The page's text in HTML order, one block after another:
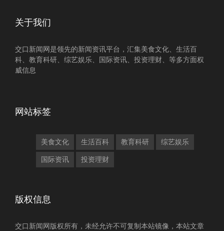
关于我们
交口新闻网是领先的新闻资讯平台，汇集美食文化、生活百
科、教育科研、综艺娱乐、国际资讯、投资理财、等多方面权
威信息
网站标签
美食文化 生活百科 教育科研 综艺娱乐
国际资讯 投资理财
版权信息
交口新闻网版权所有，未经允许不可复制本站镜像，本站文章